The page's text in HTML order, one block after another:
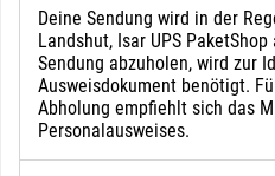
Deine Sendung wird in der
Landshut, Isar UPS
Sendung abzuholen, wird zur
Ausweisdokument benötigt.
Abholung empfiehlt sich das
Personalausweises.